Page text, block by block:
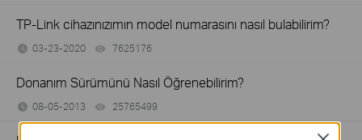
TP-Link cihazınızımın model numarasını nasıl bulabilirim?
03-23-2020 7625176
Donanım Sürümünü Nasıl Öğrenebilirim?
08-05-2013 25765499